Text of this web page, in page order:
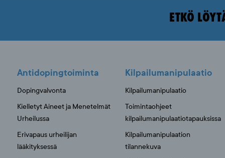
ETKÖ
Antidopingtoiminta
Dopingvalvonta
Kielletyt Aineet ja Menetelmät
Urheilussa
Erivapaus urheilijan
lääkityksessä
Kilpailumanipulaatio
Kilpailumanipulaatio
Toimintaohjeet
kilpailumanipulaatiotapauksissa
Kilpailumanipulaation
tilannekuva